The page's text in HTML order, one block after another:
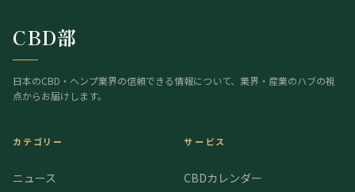
CBD部
日本のCBD・ヘンプ業界の信頼できる情報について、業界・産業のハブの視
点からお届けします。
カテゴリー
ニュース
サービス
CBDカレンダー